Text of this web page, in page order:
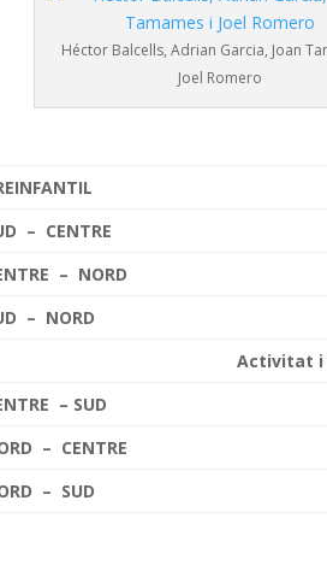
Héctor Balcells, Adrian Garcia, Joan
Joel Romero
– CENTRE
– NORD
– NORD
Activitat i
– SUD
– CENTRE
– SUD